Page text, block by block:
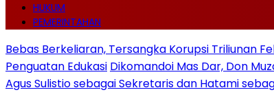
HUKUM
PEMERINTAHAN
Bebas Berkeliaran, Tersangka Korupsi Triliunan
Penguatan Edukasi Dikomandoi Mas Dar, Don
Agus Sulistio sebagai Sekretaris dan Hatami